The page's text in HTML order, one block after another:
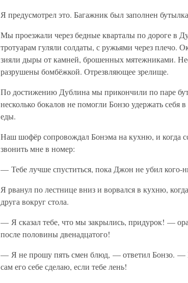
Я предусмотрел это. Багажник был заполнен
Мы проезжали через бедные кварталы по дороге в
тротуарам гуляли солдаты, с ружьями через плечо.
зияли дыры от камней, брошенных мятежниками.
разрушены бомбёжкой. Отрезвляющее зрелище.
По достижению Дублина мы прикончили по паре
несколько бокалов не помогли Бонзо удержать себя
еды.
Наш шофёр сопровождал Бонэма на кухню, и когда
звонить мне в номер:
— Тебе лучше спуститься, пока Джон не убил кого-
Я рванул по лестнице вниз и ворвался в кухню,
друга вокруг стола.
— Я сказал тебе, что мы закрылись, придурок! —
после половины двенадцатого!
— Я не прошу пять смен блюд, — ответил Бонзо. —
сам его себе сделаю, если тебе лень!